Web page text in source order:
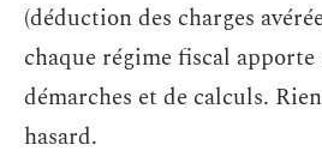
(déduction des charges
chaque régime fiscal
démarches et de calculs.
hasard.